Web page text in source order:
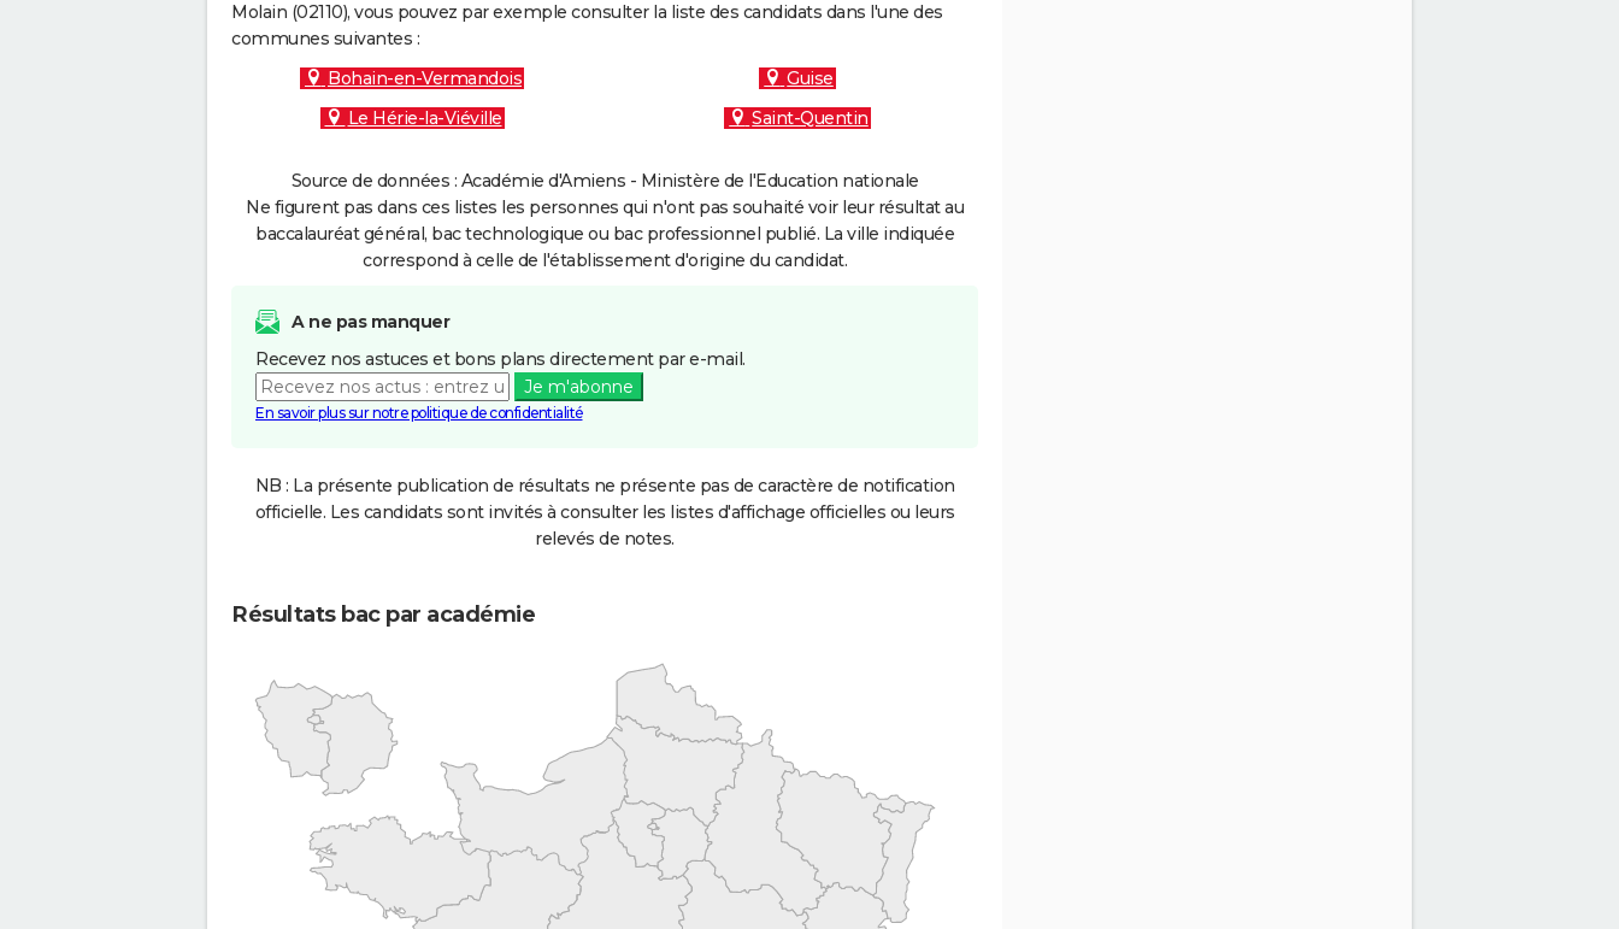
Molain (02110), vous pouvez par exemple consulter la liste des candidats dans l'une des
communes suivantes :
Bohain-en-Vermandois
Guise
Le Hérie-la-Viéville
Saint-Quentin
Source de données : Académie d'Amiens - Ministère de l'Education nationale
Ne figurent pas dans ces listes les personnes qui n'ont pas souhaité voir leur résultat au
baccalauréat général, bac technologique ou bac professionnel publié. La ville indiquée
correspond à celle de l'établissement d'origine du candidat.
A ne pas manquer
Recevez nos astuces et bons plans directement par e-mail.
Je m'abonne
En savoir plus sur notre politique de confidentialité
NB : La présente publication de résultats ne présente pas de caractère de notification
officielle. Les candidats sont invités à consulter les listes d'affichage officielles ou leurs
relevés de notes.
Résultats bac par académie